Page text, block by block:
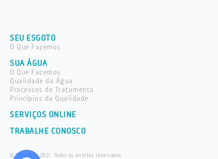
SEU ESGOTO
O Que Fazemos
SUA ÁGUA
O Que Fazemos
Qualidade da Água
Processos de Tratamento
Princípios da Qualidade
SERVIÇOS ONLINE
TRABALHE CONOSCO
© Saneaqua 2021. Todos os direitos reservados.